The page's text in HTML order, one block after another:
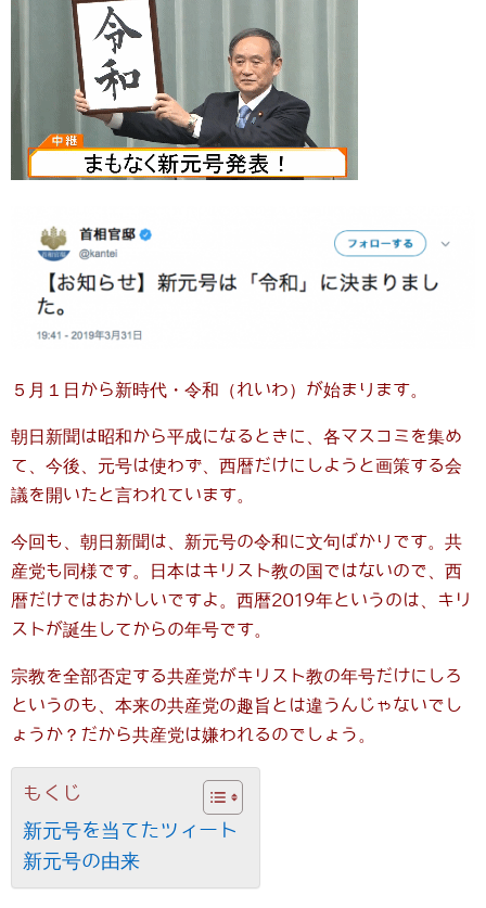
５月１日から新時代・令和（れいわ）が始まります。
朝日新聞は昭和から平成になるときに、各マスコミを集め
て、今後、元号は使わず、西暦だけにしようと画策する会
議を開いたと言われています。
今回も、朝日新聞は、新元号の令和に文句ばかりです。共
産党も同様です。日本はキリスト教の国ではないので、西
暦だけではおかしいですよ。西暦2019年というのは、キリ
ストが誕生してからの年号です。
宗教を全部否定する共産党がキリスト教の年号だけにしろ
というのも、本来の共産党の趣旨とは違うんじゃないでし
ょうか？だから共産党は嫌われるのでしょう。
もくじ
新元号を当てたツィート
新元号の由来